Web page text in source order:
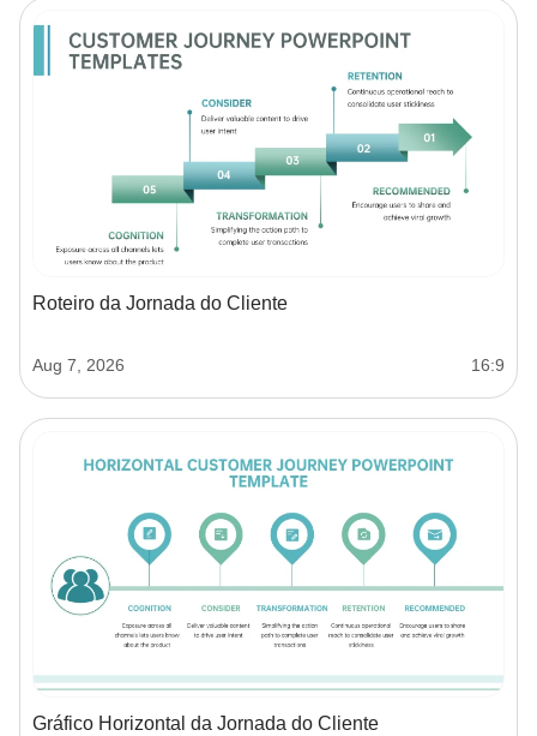
Roteiro da Jornada do Cliente
Aug 7, 2026 16:9
Gráfico Horizontal da Jornada do Cliente